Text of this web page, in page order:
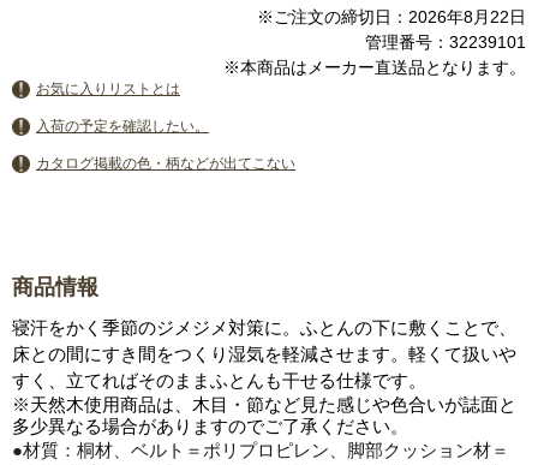
※ご注文の締切日：2026年8月22日
管理番号：32239101
※本商品はメーカー直送品となります。
お気に入りリストとは
入荷の予定を確認したい。
カタログ掲載の色・柄などが出てこない
商品情報
寝汗をかく季節のジメジメ対策に。ふとんの下に敷くことで、
床との間にすき間をつくり湿気を軽減させます。軽くて扱いや
すく、立てればそのままふとんも干せる仕様です。
※天然木使用商品は、木目・節など見た感じや色合いが誌面と
多少異なる場合がありますのでご了承ください。
●材質：桐材、ベルト＝ポリプロピレン、脚部クッション材＝